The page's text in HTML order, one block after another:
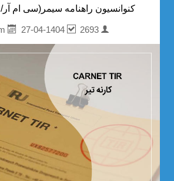
کنوانسیون راهنامه سیمر(سی ام آر/ CMR)چیست ؟
yashar jam
27-04-1404 2693